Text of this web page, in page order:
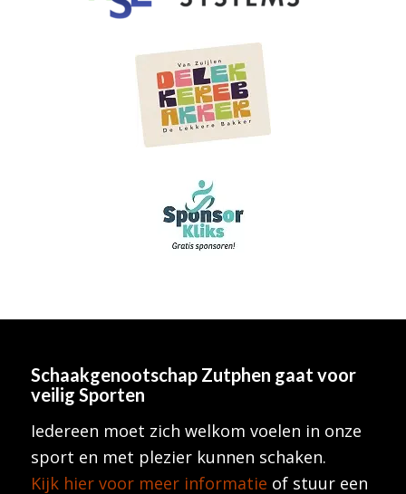
Schaakgenootschap Zutphen gaat voor
veilig Sporten
Iedereen moet zich welkom voelen in onze
sport en met plezier kunnen schaken.
Kijk hier voor meer informatie of stuur een